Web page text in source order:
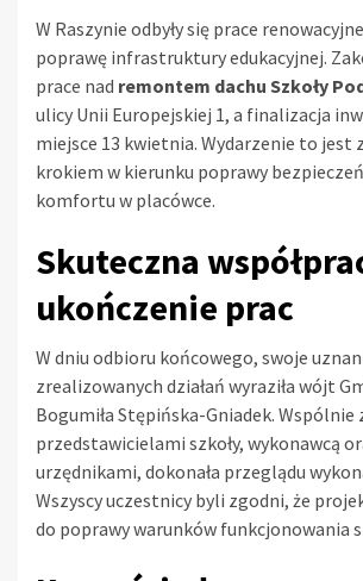
W Raszynie odbyły się prace
poprawę infrastruktury edukacyjnej.
prace nad remontem dachu Szkoły
ulicy Unii Europejskiej 1, a finalizacja
miejsce 13 kwietnia. Wydarzenie to jest
krokiem w kierunku poprawy
komfortu w placówce.
Skuteczna
ukończenie prac
W dniu odbioru końcowego, swoje
zrealizowanych działań wyraziła wójt
Bogumiła Stępińska-Gniadek. Wspólnie
przedstawicielami szkoły, wykonawcą
urzędnikami, dokonała przeglądu
Wszyscy uczestnicy byli zgodni, że
do poprawy warunków funkcjonowania